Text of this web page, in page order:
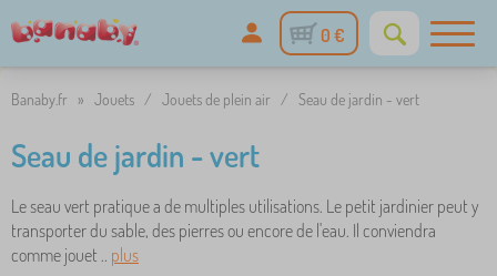
0 €
Banaby.fr » Jouets / Jouets de plein air / Seau de jardin - vert
Seau de jardin - vert
Le seau vert pratique a de multiples utilisations. Le petit jardinier peut y
transporter du sable, des pierres ou encore de l'eau. Il conviendra
comme jouet .. plus